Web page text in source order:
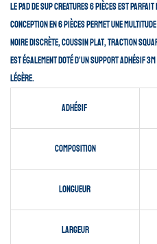
Le pad de sup Creatures 6 pièces est
conception en 6 pièces permet une
noire discrète, coussin plat, traction
est également doté d’un support adhésif
légère.
Adhésif
Composition
Longueur
Largeur